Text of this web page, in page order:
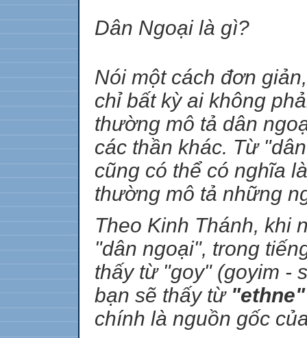
Dân Ngoại là gì?
Nói một cách đơn
chỉ bất kỳ ai không
thường mô tả dân
các thần khác. Từ
cũng có thể có nghĩa
thường mô tả những
Theo Kinh Thánh, khi
"dân ngoại", trong
thấy từ "goy" (goyim -
bạn sẽ thấy từ "ethne"
chính là nguồn gốc